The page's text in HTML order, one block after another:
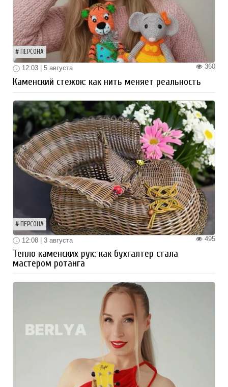
ПЕРСОНА
360
12:03 | 5 августа
Каменский стежок: как нить меняет реальность
ПЕРСОНА
495
12:08 | 3 августа
Тепло каменских рук: как бухгалтер стала
мастером ротанга